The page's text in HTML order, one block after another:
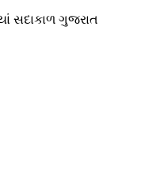
સદાકાળ ગુજરાત